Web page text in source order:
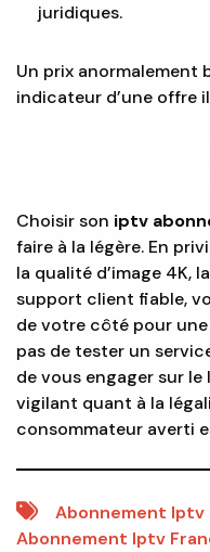
juridiques.
Un prix anormalement
indicateur d’une offre
Choisir son iptv
faire à la légère. En
la qualité d’image 4K,
support client fiable,
de votre côté pour une
pas de tester un
de vous engager sur
vigilant quant à la
consommateur averti
Abonnement Iptv
Abonnement Iptv